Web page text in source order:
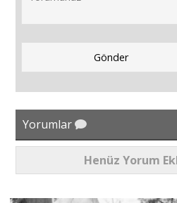
Yorumlar
Henüz Yorum